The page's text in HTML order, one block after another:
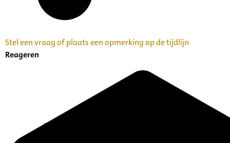
Stel een vraag of plaats een opmerking op de tijdlijn
Reageren